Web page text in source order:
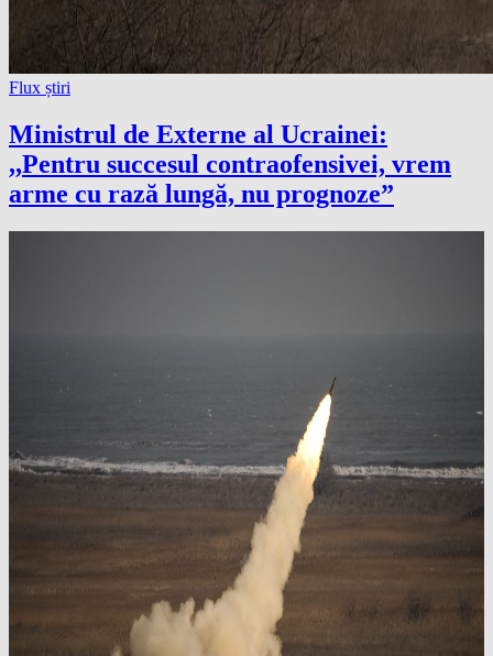
Flux știri
Ministrul de Externe al Ucrainei:
,,Pentru succesul contraofensivei, vrem
arme cu rază lungă, nu prognoze”